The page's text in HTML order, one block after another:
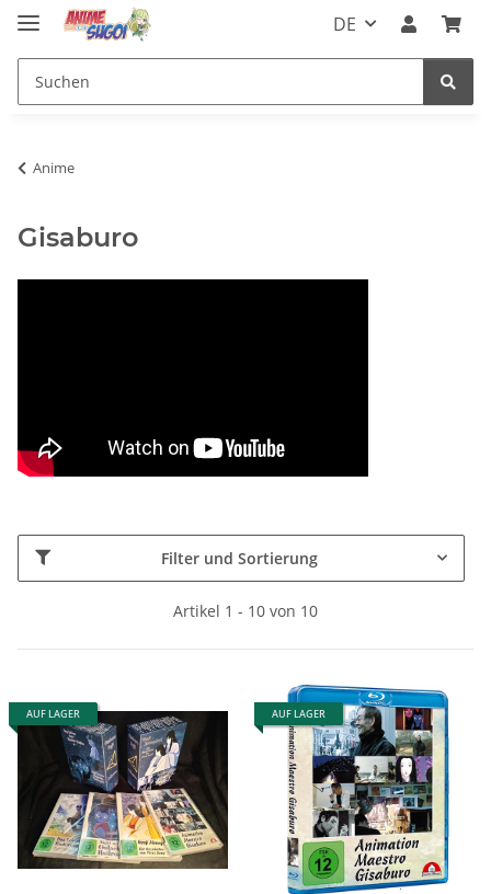
DE
Anime
Gisaburo
Filter und Sortierung
Artikel 1 - 10 von 10
AUF LAGER AUF LAGER